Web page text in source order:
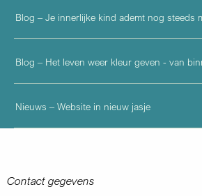
Blog – Je innerlijke kind ademt nog steeds
Blog – Het leven weer kleur geven - van
Nieuws – Website in nieuw jasje
Contact gegevens